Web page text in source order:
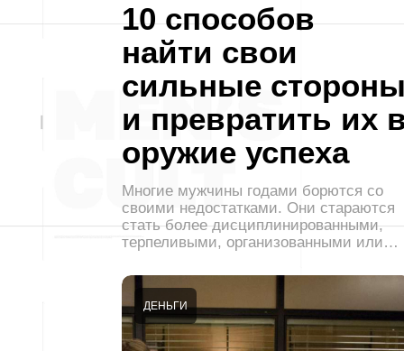
10 способов
найти свои
сильные
и превратить их
оружие успеха
Многие мужчины годами борются со
своими недостатками. Они стараются
стать более дисциплинированными,
терпеливыми, организованными или…
ДЕНЬГИ